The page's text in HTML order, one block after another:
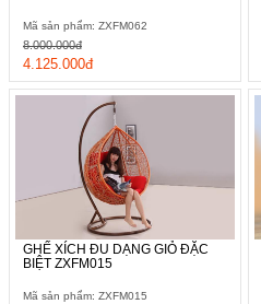
Mã sản phẩm: ZXFM062
4.125.000đ
8.000.000đ
GHẾ XÍCH ĐU DẠNG GIỎ ĐẶC
BIỆT ZXFM015
Mã sản phẩm: ZXFM015